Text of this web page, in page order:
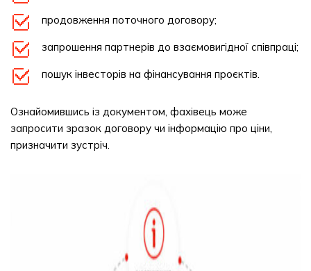
продовження поточного договору;
запрошення партнерів до взаємовигідної співпраці;
пошук інвесторів на фінансування проєктів.
Ознайомившись із документом, фахівець може
запросити зразок договору чи інформацію про ціни,
призначити зустріч.